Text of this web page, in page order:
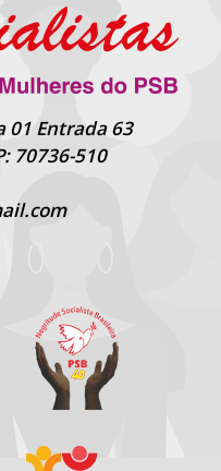
01 Entrada 63
70736-510